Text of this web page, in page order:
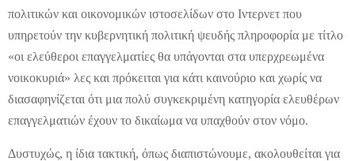
πολιτικών και οικονομικών ιστοσελίδων στο Ιντερνετ που
υπηρετούν την κυβερνητική πολιτική ψευδής πληροφορία με τίτλο
«οι ελεύθεροι επαγγελματίες θα υπάγονται στα υπερχρεωμένα
νοικοκυριά» λες και πρόκειται για κάτι καινούριο και χωρίς να
διασαφηνίζεται ότι μια πολύ συγκεκριμένη κατηγορία ελευθέρων
επαγγελματιών έχουν το δικαίωμα να υπαχθούν στον νόμο.
Δυστυχώς, η ίδια τακτική, όπως διαπιστώνουμε, ακολουθείται για